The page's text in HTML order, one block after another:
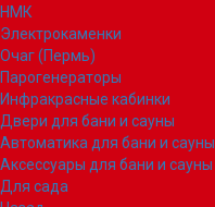
НМК
Электрокаменки
Очаг (Пермь)
Парогенераторы
Инфракрасные кабинки
Двери для бани и сауны
Автоматика для бани и сауны
Аксессуары для бани и сауны
Для сада